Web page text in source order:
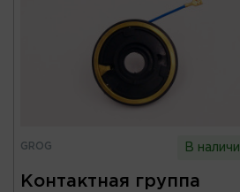
GROG В
Контактная группа